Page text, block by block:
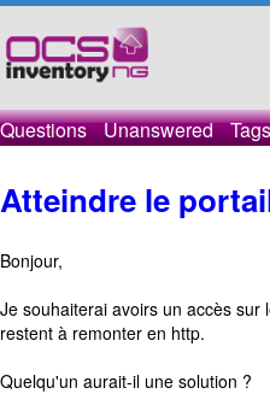
Questions Unanswered Tags
Atteindre le
Bonjour,
Je souhaiterai avoirs un accès
restent à remonter en http.
Quelqu'un aurait-il une solution ?